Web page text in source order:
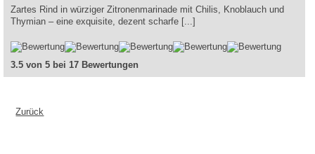
Zartes Rind in würziger Zitronenmarinade mit Chilis, Knoblauch und
Thymian – eine exquisite, dezent scharfe [...]
3.5 von 5 bei 17 Bewertungen
Zurück